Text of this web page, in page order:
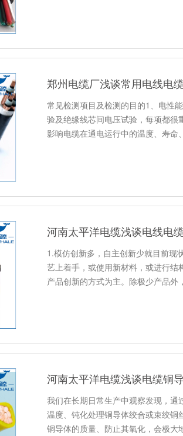
郑州电缆厂浅谈常用电线电
常见检测项目及检测的目的1、电性
验及绝缘线芯间电压试验，每项都
影响电缆在通电运行中的温度、寿
河南太平洋电缆浅谈电线电
1.模仿创新多，自主创新少就目前现
艺上着手，或使用新材料，或进行
产品创新的方式为主。除极少产品
河南太平洋电缆浅谈电缆铜
我们在长期日常生产中观察发现，
温度、钝化处理铜导体绞合或束绞
铜导体的质量、防止其氧化，会极